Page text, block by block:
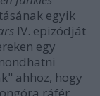
egyik
IV. epizódját
egy
ahhoz, hogy